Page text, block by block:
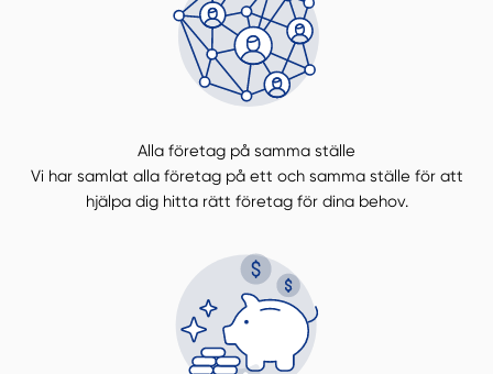
Alla företag på samma ställe
Vi har samlat alla företag på ett och samma ställe för att
hjälpa dig hitta rätt företag för dina behov.